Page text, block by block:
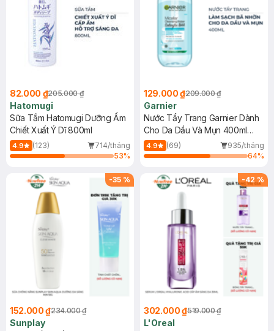
82.000 ₫205.000 ₫
Hatomugi
Sữa Tắm Hatomugi Dưỡng Ẩm
Chiết Xuất Ý Dĩ 800ml
4.9 (123)
714/tháng
53%
129.000 ₫209.000 ₫
Garnier
Nước Tẩy Trang Garnier Dành
Cho Da Dầu Và Mụn 400ml
(Mới)
4.9 (69)
935/tháng
64%
-35 %
152.000 ₫234.000 ₫
Sunplay
-42 %
302.000 ₫519.000 ₫
L'Oreal